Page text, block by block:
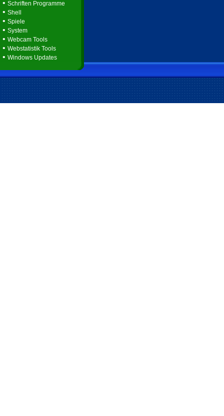
• Schriften Programme
• Shell
• Spiele
• System
• Webcam Tools
• Webstatistik Tools
• Windows Updates